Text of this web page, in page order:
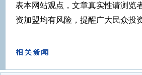
表本网站观点，文章真实性请浏览
资加盟均有风险，提醒广大民众投